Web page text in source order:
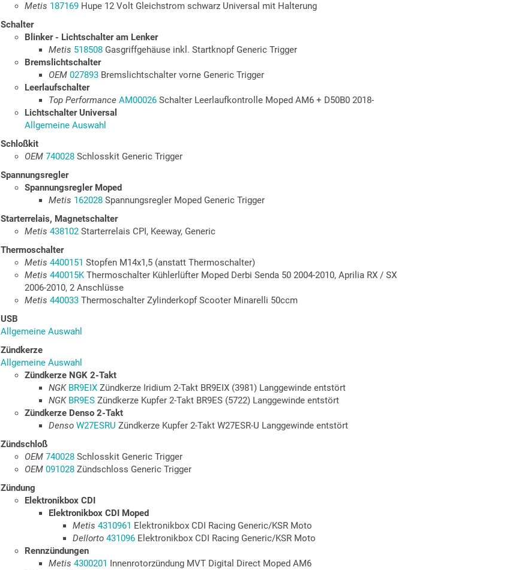
Metis 187169 Hupe 12 Volt Gleichstrom schwarz Universal mit Halterung
Schalter
Blinker - Lichtschalter am Lenker
Metis 518508 Gasgriffgehäuse inkl. Startknopf Generic Trigger
Bremslichtschalter
OEM 027893 Bremslichtschalter vorne Generic Trigger
Leerlaufschalter
Top Performance AM00026 Schalter Leerlaufkontrolle Moped AM6 + D50B0 2018-
Lichtschalter Universal
Allgemeine Auswahl
Schloßkit
OEM 740028 Schlosskit Generic Trigger
Spannungsregler
Spannungsregler Moped
Metis 162028 Spannungsregler Moped Generic Trigger
Starterrelais, Magnetschalter
Metis 438102 Starterrelais CPI, Keeway, Generic
Thermoschalter
Metis 4400151 Stopfen M14x1,5 (anstatt Thermoschalter)
Metis 440015KThermoschalter Kühlerlüfter Moped Derbi Senda 50 2004-2010, Aprilia RX / SX
2006-2010, 2 Anschlüsse
Metis 440033 Thermoschalter Zylinderkopf Scooter Minarelli 50ccm
USB
Allgemeine Auswahl
Zündkerze
Allgemeine Auswahl
Zündkerze NGK 2-Takt
NGK BR9EIX Zündkerze Iridium 2-Takt BR9EIX (3981) Langgewinde entstört
NGK BR9ES Zündkerze Kupfer 2-Takt BR9ES (5722) Langgewinde entstört
Zündkerze Denso 2-Takt
Denso W27ESRU Zündkerze Kupfer 2-Takt W27ESR-U Langgewinde entstört
Zündschloß
OEM 740028 Schlosskit Generic Trigger
OEM 091028 Zündschloss Generic Trigger
Zündung
Elektronikbox CDI
Elektronikbox CDI Moped
Metis 4310961 Elektronikbox CDI Racing Generic/KSR Moto
Dellorto 431096 Elektronikbox CDI Racing Generic/KSR Moto
Rennzündungen
Metis 4300201 Innenrotorzündung MVT Digital Direct Moped AM6